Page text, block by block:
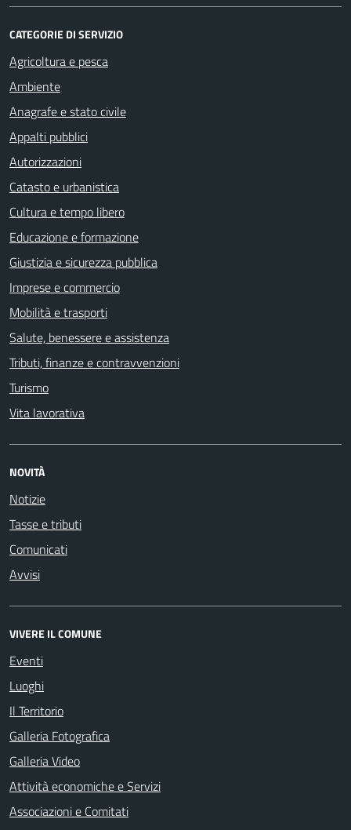
CATEGORIE DI SERVIZIO
Agricoltura e pesca
Ambiente
Anagrafe e stato civile
Appalti pubblici
Autorizzazioni
Catasto e urbanistica
Cultura e tempo libero
Educazione e formazione
Giustizia e sicurezza pubblica
Imprese e commercio
Mobilità e trasporti
Salute, benessere e assistenza
Tributi, finanze e contravvenzioni
Turismo
Vita lavorativa
NOVITÀ
Notizie
Tasse e tributi
Comunicati
Avvisi
VIVERE IL COMUNE
Eventi
Luoghi
Il Territorio
Galleria Fotografica
Galleria Video
Attività economiche e Servizi
Associazioni e Comitati